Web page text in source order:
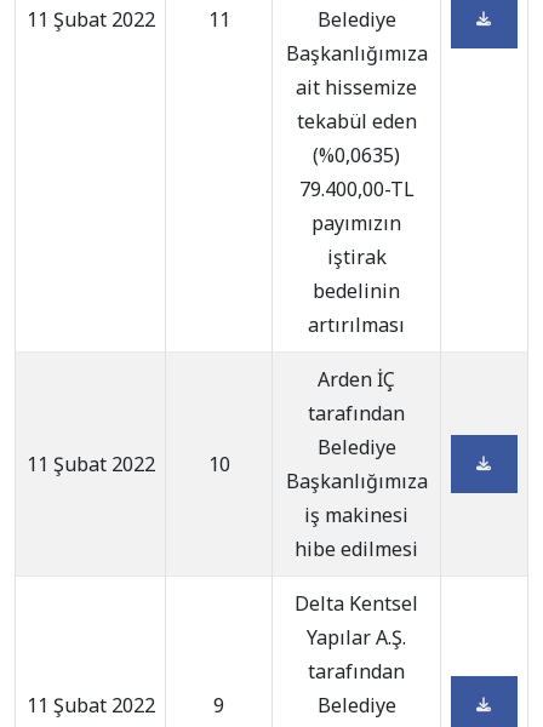
11 Şubat 2022 11
Belediye
Başkanlığımıza
ait hissemize
tekabül eden
(%0,0635)
79.400,00-TL
payımızın
iştirak
bedelinin
artırılması
11 Şubat 2022 10
Arden İÇ
tarafından
Belediye
Başkanlığımıza
iş makinesi
hibe edilmesi
11 Şubat 2022 9
Delta Kentsel
Yapılar A.Ş.
tarafından
Belediye